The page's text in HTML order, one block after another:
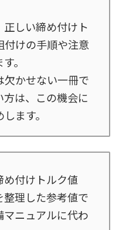
しい締め付けト
付けの手順や注意
。
欠かせない一冊で
は、この機会に
ます。
め付けトルク値
理した参考値で
ニュアルに代わ